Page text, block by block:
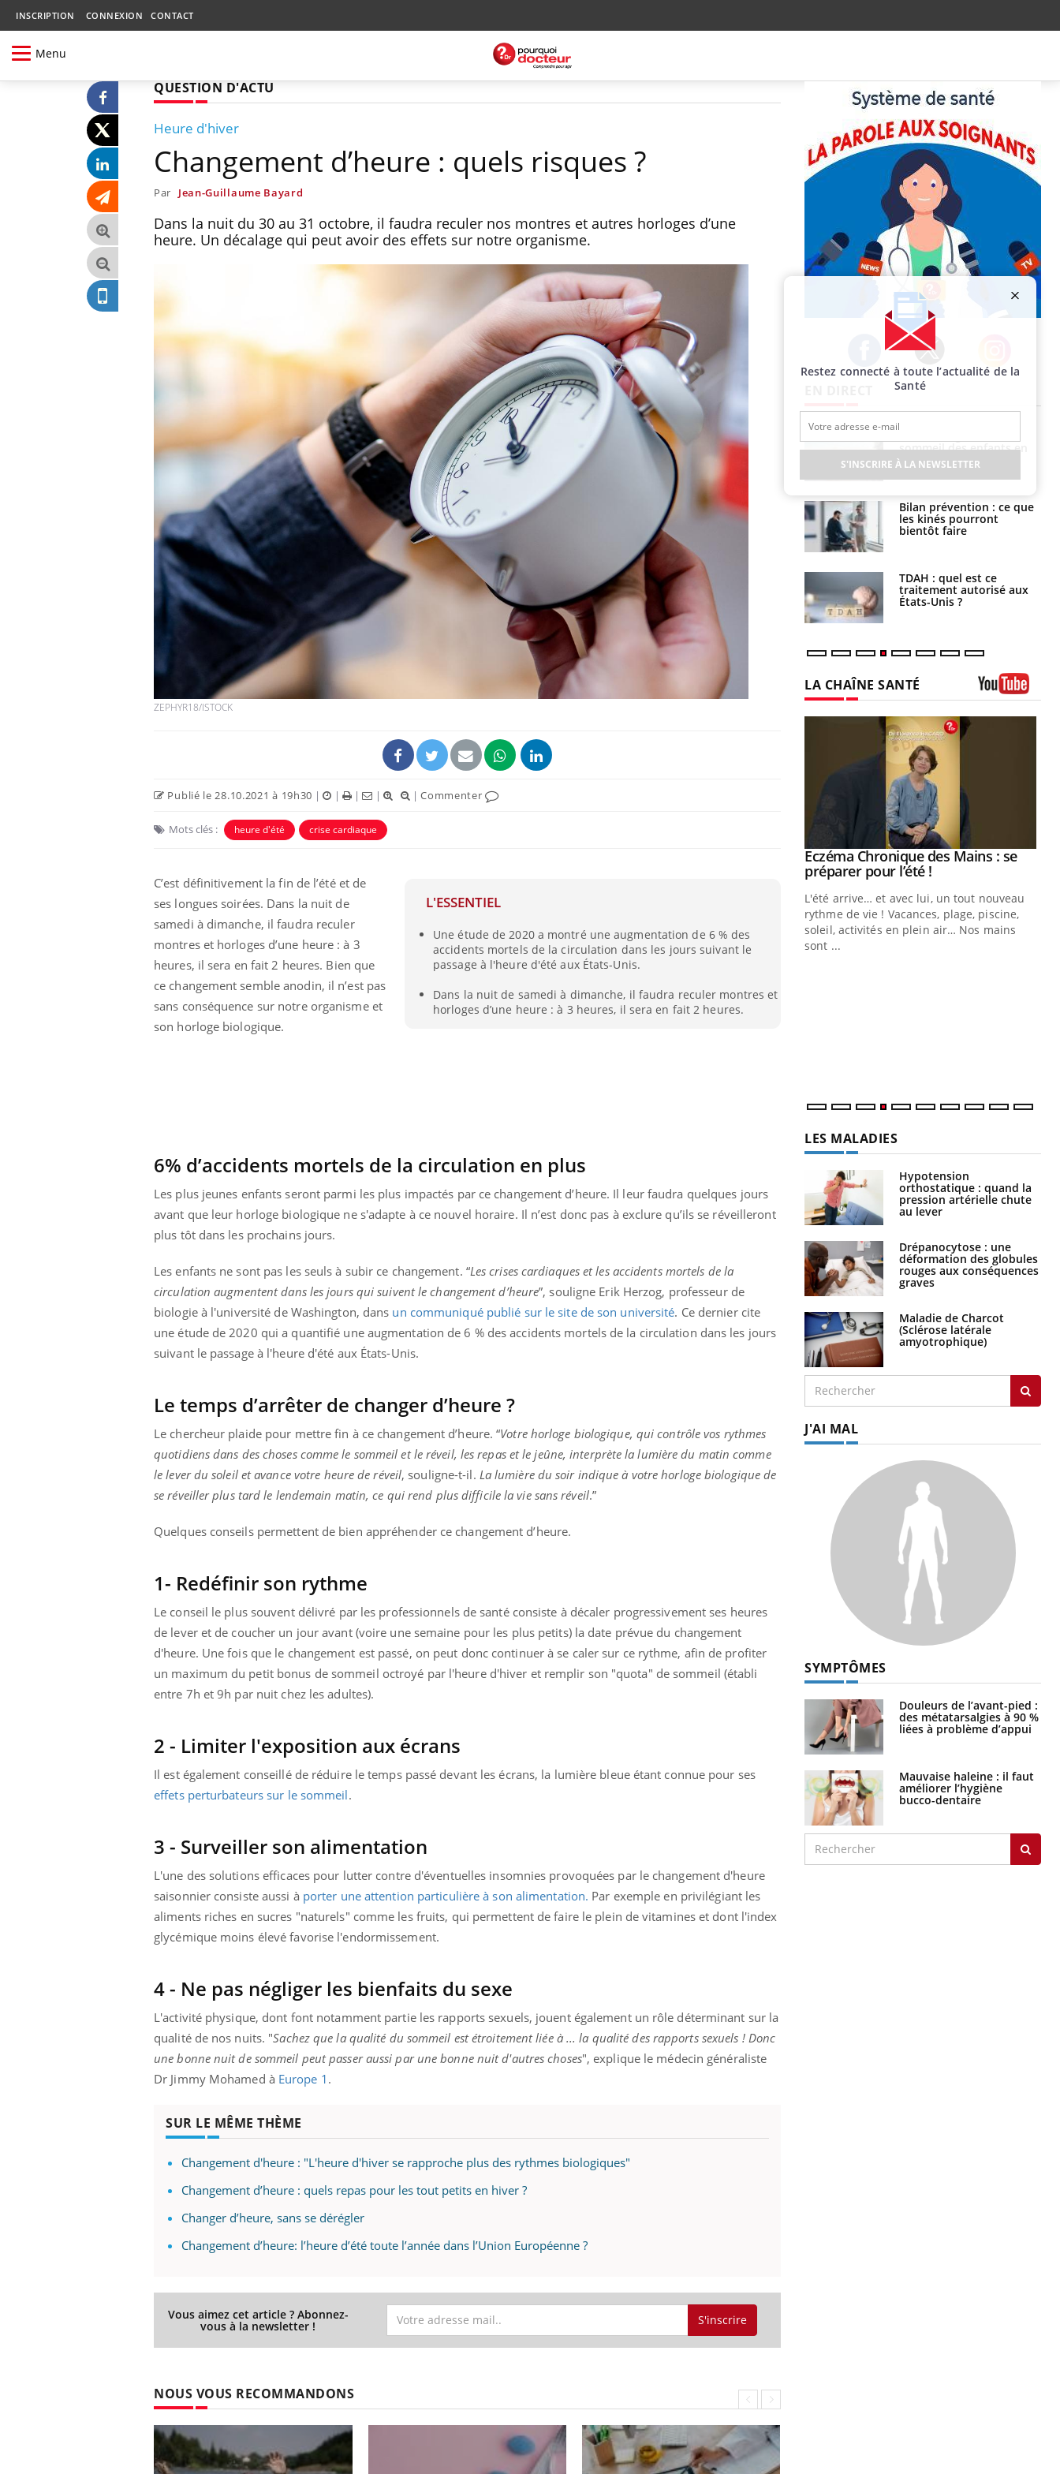
INSCRIPTION CONNEXION CONTACT
Menu
QUESTION D'ACTU
Heure d'hiver
Changement d’heure : quels risques ?
Par Jean-Guillaume Bayard
Dans la nuit du 30 au 31 octobre, il faudra reculer nos montres et autres horloges d’une
heure. Un décalage qui peut avoir des effets sur notre organisme.
ZEPHYR18/ISTOCK
Publié le 28.10.2021 à 19h30 | | | | |Commenter
Mots clés : heure d'été crise cardiaque
L'ESSENTIEL
Une étude de 2020 a montré une augmentation de 6 % des
accidents mortels de la circulation dans les jours suivant le
passage à l'heure d'été aux États-Unis.
Dans la nuit de samedi à dimanche, il faudra reculer montres et
horloges d’une heure : à 3 heures, il sera en fait 2 heures.
C’est définitivement la fin de l’été et de
ses longues soirées. Dans la nuit de
samedi à dimanche, il faudra reculer
montres et horloges d’une heure : à 3
heures, il sera en fait 2 heures. Bien que
ce changement semble anodin, il n’est pas
sans conséquence sur notre organisme et
son horloge biologique.
6% d’accidents mortels de la circulation en plus
Les plus jeunes enfants seront parmi les plus impactés par ce changement d’heure. Il leur faudra quelques jours
avant que leur horloge biologique ne s'adapte à ce nouvel horaire. Il n’est donc pas à exclure qu’ils se réveilleront
plus tôt dans les prochains jours.
Les enfants ne sont pas les seuls à subir ce changement. “Les crises cardiaques et les accidents mortels de la
circulation augmentent dans les jours qui suivent le changement d’heure”, souligne Erik Herzog, professeur de
biologie à l'université de Washington, dans un communiqué publié sur le site de son université. Ce dernier cite
une étude de 2020 qui a quantifié une augmentation de 6 % des accidents mortels de la circulation dans les jours
suivant le passage à l'heure d'été aux États-Unis.
Le temps d’arrêter de changer d’heure ?
Le chercheur plaide pour mettre fin à ce changement d’heure. “Votre horloge biologique, qui contrôle vos rythmes
quotidiens dans des choses comme le sommeil et le réveil, les repas et le jeûne, interprète la lumière du matin comme
le lever du soleil et avance votre heure de réveil, souligne-t-il. La lumière du soir indique à votre horloge biologique de
se réveiller plus tard le lendemain matin, ce qui rend plus difficile la vie sans réveil.”
Quelques conseils permettent de bien appréhender ce changement d’heure.
1- Redéfinir son rythme
Le conseil le plus souvent délivré par les professionnels de santé consiste à décaler progressivement ses heures
de lever et de coucher un jour avant (voire une semaine pour les plus petits) la date prévue du changement
d'heure. Une fois que le changement est passé, on peut donc continuer à se caler sur ce rythme, afin de profiter
un maximum du petit bonus de sommeil octroyé par l'heure d'hiver et remplir son "quota" de sommeil (établi
entre 7h et 9h par nuit chez les adultes).
2 - Limiter l'exposition aux écrans
Il est également conseillé de réduire le temps passé devant les écrans, la lumière bleue étant connue pour ses
effets perturbateurs sur le sommeil.
3 - Surveiller son alimentation
L'une des solutions efficaces pour lutter contre d'éventuelles insomnies provoquées par le changement d'heure
saisonnier consiste aussi à porter une attention particulière à son alimentation. Par exemple en privilégiant les
aliments riches en sucres "naturels" comme les fruits, qui permettent de faire le plein de vitamines et dont l'index
glycémique moins élevé favorise l'endormissement.
4 - Ne pas négliger les bienfaits du sexe
L'activité physique, dont font notamment partie les rapports sexuels, jouent également un rôle déterminant sur la
qualité de nos nuits. "Sachez que la qualité du sommeil est étroitement liée à ... la qualité des rapports sexuels ! Donc
une bonne nuit de sommeil peut passer aussi par une bonne nuit d'autres choses", explique le médecin généraliste
Dr Jimmy Mohamed à Europe 1 .
SUR LE MÊME THÈME
Changement d'heure : "L'heure d'hiver se rapproche plus des rythmes biologiques"
Changement d’heure : quels repas pour les tout petits en hiver ?
Changer d’heure, sans se dérégler
Changement d’heure: l’heure d’été toute l’année dans l’Union Européenne ?
Vous aimez cet article ? Abonnez-
vous à la newsletter ! S'inscrire
NOUS VOUS RECOMMANDONS
Facebook Twitter Instagram
Fortes chaleurs :
pourquoi le risque de
noyade grimpe-t-il ?
Le Viagra pourrait-il
freiner la propagation du
cancer ?
Pourquoi manger moins
de protéines pourrait
finalement être bénéfique
Grossesse et chaleur : ce
que dit la science
Le smartphone nuit-il à
l'apprentissage de la
lecture ?
Mordue par une tique en
vacances, elle reste dans
le coma pendant 42 jours
Mordue par un
barracuda, une petite fille
secourue grâce à un
réflexe essentiel
Légionellose en Suisse :
quelle est l’origine de la
contamination ?
Allergies alimentaires :
une nouvelle arme contre
les réactions sévères
sommeil des enfants en
vacances ?
Bilan prévention : ce que
les kinés pourront
bientôt faire
TDAH : quel est ce
traitement autorisé aux
États-Unis ?
LA CHAÎNE SANTÉ
Il y a des sujets qui sont faciles à aborder...
d'autres non ! D'un côté, poser des
questions sur la maladie d'un proche c'est
Fatigue, irritabilité, brouillard mental ou
carence en fer sont multiples ce qui la rend
...
patients comme parfois chez les soignants.
Youtube
Eczéma Chronique des Mains : se
préparer pour l’été !Youtube
L'été arrive… et avec lui, un tout nouveau
rythme de vie ! Vacances, plage, piscine,
soleil, activités en plein air… Nos mains
sont ...
LES MALADIES
Hypotension
orthostatique : quand la
pression artérielle chute
au lever
Drépanocytose : une
déformation des globules
rouges aux conséquences
graves
Maladie de Charcot
(Sclérose latérale
amyotrophique)
J'AI MAL
SYMPTÔMES
Douleurs de l’avant-pied :
des métatarsalgies à 90 %
liées à problème d’appui
Mauvaise haleine : il faut
améliorer l’hygiène
bucco-dentaire
Restez connecté à toute l’actualité de la
Santé
S'INSCRIRE À LA NEWSLETTER